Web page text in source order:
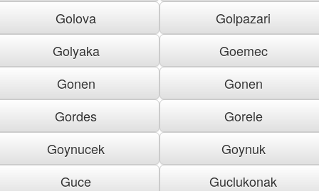
Golova
Golpazari
Golyaka
Goemec
Gonen
Gonen
Gordes
Gorele
Goynucek
Goynuk
Guce
Guclukonak